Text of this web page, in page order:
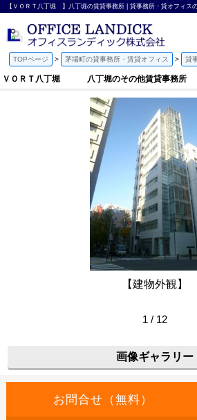
【ＶＯＲＴ八丁堀 】八丁堀の賃貸事務所 | 貸事務所・貸オフィス
TOPページ 茅場町の貸事務所・賃貸オフィス 貸
ＶＯＲＴ八丁堀 八丁堀のその他賃貸事務所
【建物外観】
1 / 12
画像ギャラリー